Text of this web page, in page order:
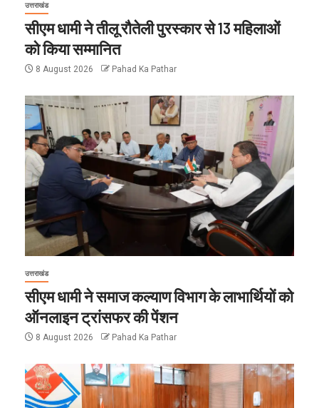
उत्तराखंड
सीएम धामी ने तीलू रौतेली पुरस्कार से 13 महिलाओं
को किया सम्मानित
8 August 2026 Pahad Ka Pathar
उत्तराखंड
सीएम धामी ने समाज कल्याण विभाग के लाभार्थियों को
ऑनलाइन ट्रांसफर की पेंशन
8 August 2026 Pahad Ka Pathar